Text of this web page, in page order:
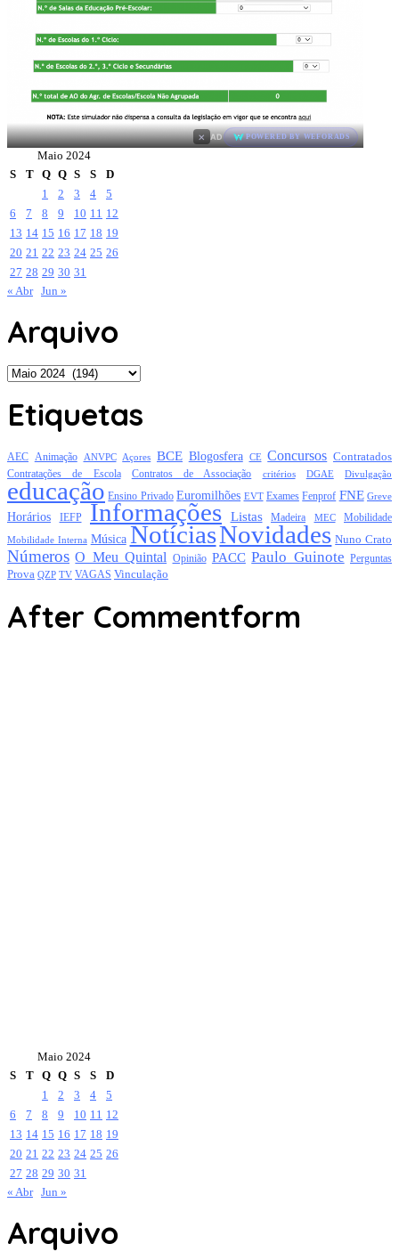
× AD POWERED BY WEFORADS
Maio 2024
S
T Q Q S S
D
1
2 3 4
5
6
7 8 9 10 11 12
13 14 15 16 17 18 19
20 21 22 23 24 25 26
27 28 29 30 31
« Abr Jun »
Arquivo
Arquivo
Etiquetas
AEC Animação ANVPC Açores BCE Blogosfera CE Concursos Contratados
Contratações de Escola Contratos de Associação critérios DGAE Divulgação
educação Ensino Privado Euromilhões EVT Exames Fenprof FNE Greve
Horários IEFP Informações Listas Madeira MEC Mobilidade
Mobilidade Interna Música NotíciasNovidades Nuno Crato
Números O Meu Quintal Opinião PACC Paulo Guinote Perguntas
Prova QZP TV VAGAS Vinculação
After Commentform
Maio 2024
S
T Q Q S S
D
1
2 3 4
5
6
7 8 9 10 11 12
13 14 15 16 17 18 19
20 21 22 23 24 25 26
27 28 29 30 31
« Abr Jun »
Arquivo